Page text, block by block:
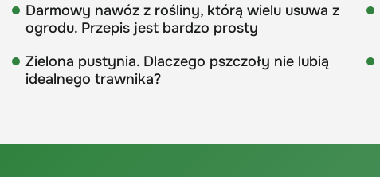
Darmowy nawóz z rośliny, którą wielu usuwa z
ogrodu. Przepis jest bardzo prosty
Zielona pustynia. Dlaczego pszczoły nie lubią
idealnego trawnika?